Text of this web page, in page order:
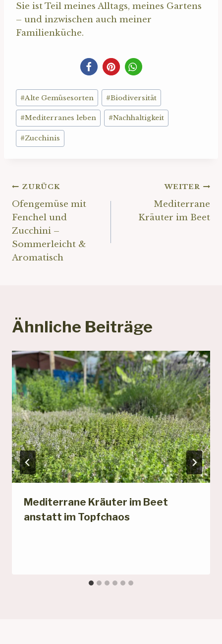
Sie ist Teil meines Alltags, meines Gartens
– und inzwischen auch meiner
Familienküche.
Schlagworte:
#Alte Gemüsesorten #Biodiversität
#Mediterranes leben #Nachhaltigkeit
#Zucchinis
Beitragsnavigation
ZURÜCK
Ofengemüse mit
Fenchel und
Zucchini –
Sommerleicht &
Aromatisch
WEITER
Mediterrane
Kräuter im Beet
Ähnliche Beiträge
Mediterrane Kräuter im Beet
anstatt im Topfchaos